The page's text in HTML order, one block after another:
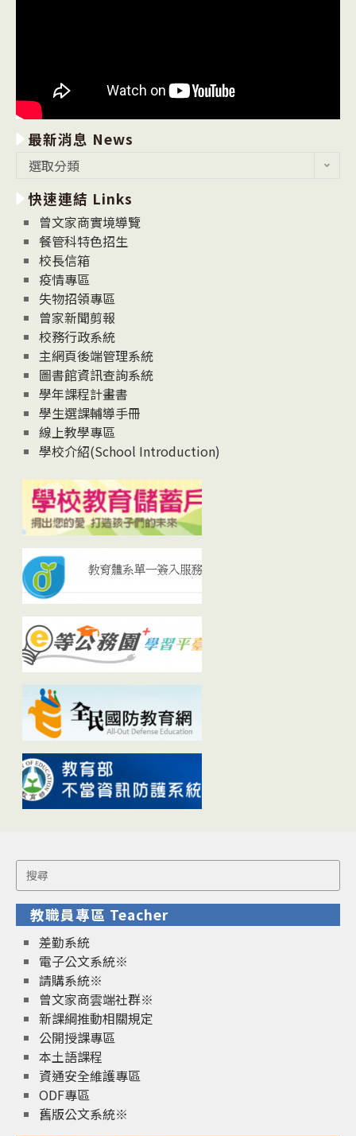
最新消息 News
消
息
News
選取分類
快速連結 Links
曾文家商實境導覽
餐管科特色招生
校長信箱
疫情專區
失物招領專區
曾家新聞剪報
校務行政系統
主網頁後端管理系統
圖書館資訊查詢系統
學年課程計畫書
學生選課輔導手冊
線上教學專區
學校介紹(School Introduction)
Search
for:
教職員專區 Teacher
差勤系統
電子公文系統※
請購系統※
曾文家商雲端社群※
新課綱推動相關規定
公開授課專區
本土語課程
資通安全維護專區
ODF專區
舊版公文系統※